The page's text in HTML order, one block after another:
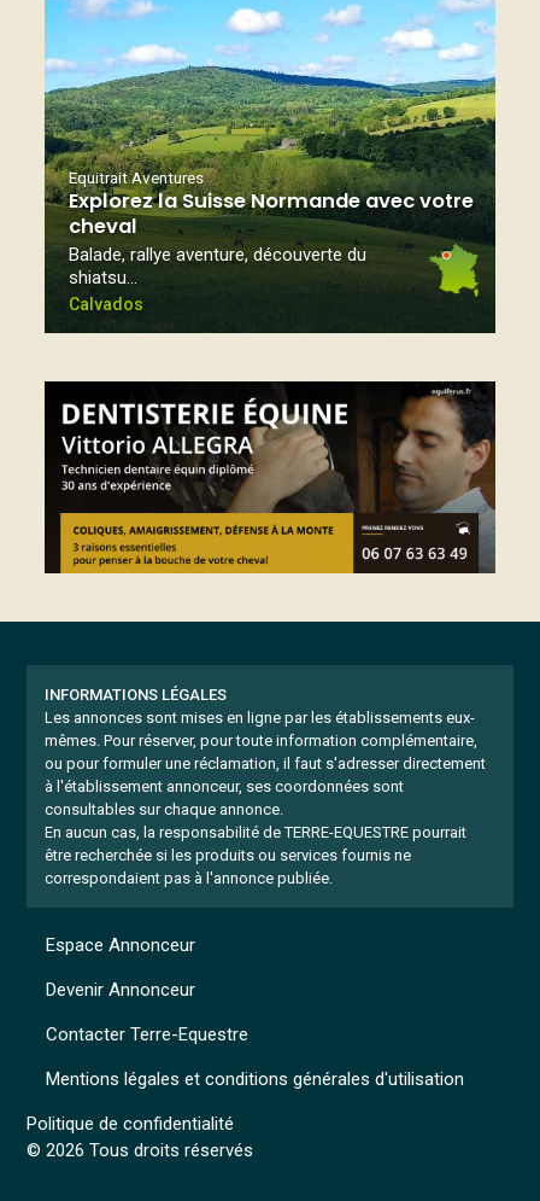
Equitrait Aventures
Explorez la Suisse Normande avec votre
cheval
Balade, rallye aventure, découverte du
shiatsu…
Calvados
INFORMATIONS LÉGALES
Les annonces sont mises en ligne par les établissements eux-
mêmes. Pour réserver, pour toute information complémentaire,
ou pour formuler une réclamation, il faut s'adresser directement
à l'établissement annonceur, ses coordonnées sont
consultables sur chaque annonce.
En aucun cas, la responsabilité de TERRE-EQUESTRE pourrait
être recherchée si les produits ou services fournis ne
correspondaient pas à l'annonce publiée.
Mentions légales et conditions générales d'utilisation
Politique de confidentialité
© 2026 Tous droits réservés
Espace Annonceur
Devenir Annonceur
Contacter Terre-Equestre